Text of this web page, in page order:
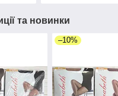
та новинки
–10%